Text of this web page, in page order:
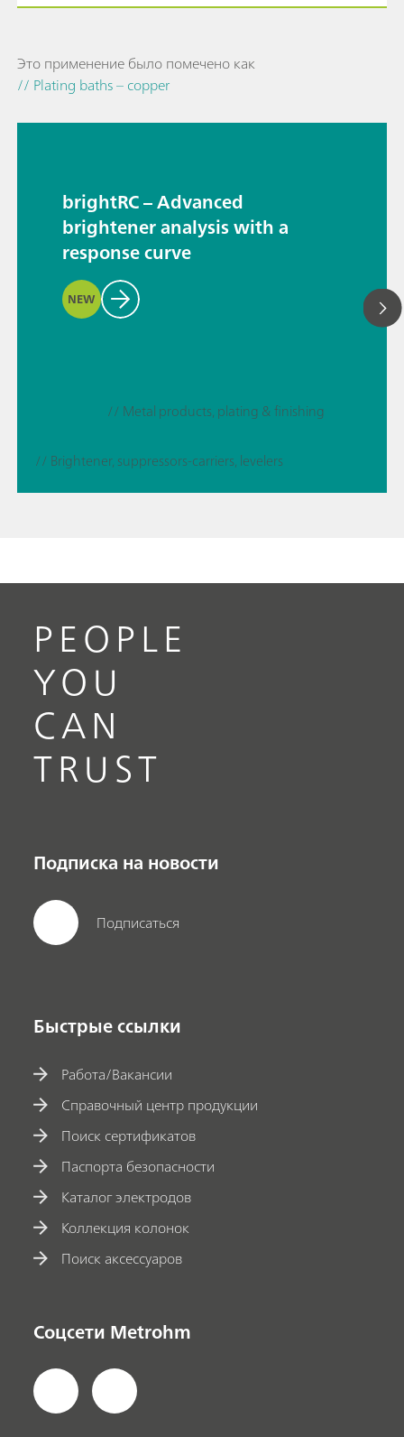
Это применение было помечено как
// Plating baths – copper
brightRC – Advanced
brightener analysis with a
response curve
NEW
// Metal products, plating & finishing
// Brightener, suppressors-carriers, levelers
PEOPLE
YOU
CAN
TRUST
Подписка на новости
Подписаться
Быстрые ссылки
Работа/Вакансии
Справочный центр продукции
Поиск сертификатов
Паспорта безопасности
Каталог электродов
Коллекция колонок
Поиск аксессуаров
Соцсети Metrohm